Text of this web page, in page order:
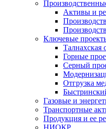
Активы и
Ключевые
Талнахская
Горные
Серный
Отгрузка
Газовые и
Транспортные
Продукция и ее
НИОКР